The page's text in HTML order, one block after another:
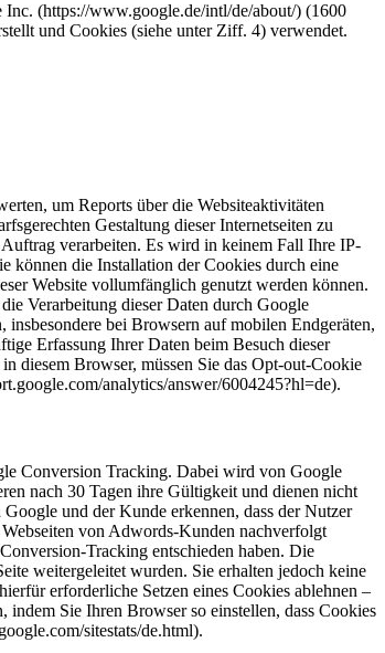
Inc. (https://www.google.de/intl/de/about/) (1600
und Cookies (siehe unter Ziff. 4) verwendet.
um Reports über die Websiteaktivitäten
Gestaltung dieser Internetseiten zu
verarbeiten. Es wird in keinem Fall Ihre IP-
können die Installation der Cookies durch eine
Website vollumfänglich genutzt werden können.
Verarbeitung dieser Daten durch Google
bei Browsern auf mobilen Endgeräten,
Erfassung Ihrer Daten beim Besuch dieser
diesem Browser, müssen Sie das Opt-out-Cookie
analytics/answer/6004245?hl=de).
Conversion Tracking. Dabei wird von Google
nach 30 Tagen ihre Gültigkeit und dienen nicht
und der Kunde erkennen, dass der Nutzer
von Adwords-Kunden nachverfolgt
Tracking entschieden haben. Die
weitergeleitet wurden. Sie erhalten jedoch keine
erforderliche Setzen eines Cookies ablehnen –
Sie Ihren Browser so einstellen, dass Cookies
sitestats/de.html).